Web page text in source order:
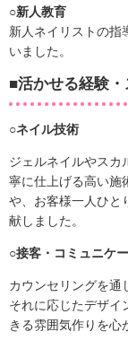
○新人教育
新人ネイリストの指
いました。
■活かせる経験
○ネイル技術
ジェルネイルやスカ
寧に仕上げる高い施
や、お客様一人ひと
献しました。
○接客・コミュニケ
カウンセリングを通
それに応じたデザイ
きる雰囲気作りを心